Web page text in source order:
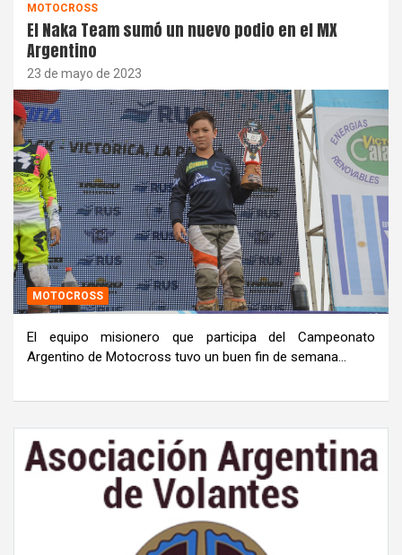
MOTOCROSS
El Naka Team sumó un nuevo podio en el MX
Argentino
23 de mayo de 2023
MOTOCROSS
El equipo misionero que participa del Campeonato
Argentino de Motocross tuvo un buen fin de semana…